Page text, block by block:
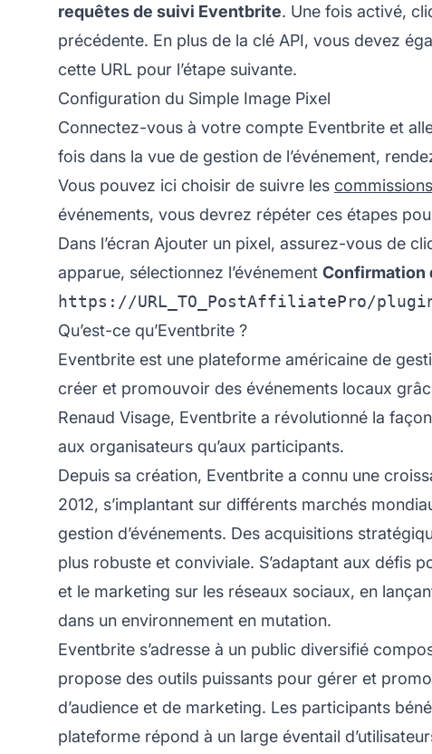
requêtes de suivi Eventbrite. Une fois activé,
précédente. En plus de la clé API, vous devez
cette URL pour l’étape suivante.
Configuration du Simple Image Pixel
Connectez-vous à votre compte Eventbrite et
fois dans la vue de gestion de l’événement,
Vous pouvez ici choisir de suivre les commissions
événements, vous devrez répéter ces étapes
Dans l’écran Ajouter un pixel, assurez-vous de
apparue, sélectionnez l’événement Confirmation
Qu’est-ce qu’Eventbrite ?
Eventbrite est une plateforme américaine de
créer et promouvoir des événements locaux
Renaud Visage, Eventbrite a révolutionné la
aux organisateurs qu’aux participants.
Depuis sa création, Eventbrite a connu une
2012, s’implantant sur différents marchés
gestion d’événements. Des acquisitions
plus robuste et conviviale. S’adaptant aux défis
et le marketing sur les réseaux sociaux, en
dans un environnement en mutation.
Eventbrite s’adresse à un public diversifié
propose des outils puissants pour gérer et
d’audience et de marketing. Les participants
plateforme répond à un large éventail